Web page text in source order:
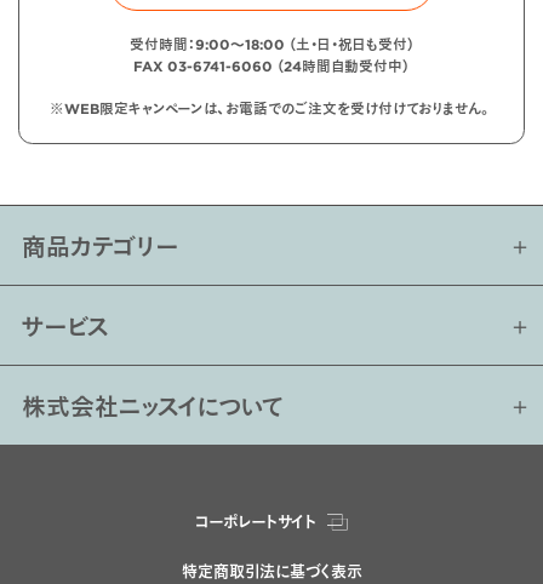
受付時間：9:00〜18:00 （土・日・祝日も受付）
FAX 03-6741-6060 （24時間自動受付中）
※WEB限定キャンペーンは、お電話でのご注文を受け付けておりません。
商品カテゴリー
サービス
株式会社ニッスイについて
コーポレートサイト
特定商取引法に基づく表示